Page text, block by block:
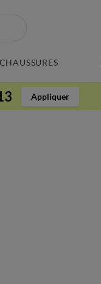
CHAUSSURES
Appliquer